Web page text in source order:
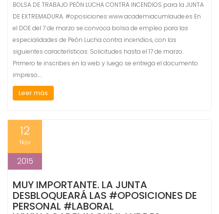
BOLSA DE TRABAJO PEÓN LUCHA CONTRA INCENDIOS para la JUNTA
DE EXTREMADURA. #oposiciones www.academiacumlaude.es En
el DOE del 7 de marzo se convoca bolsa de empleo para las
especialidades de Peón Lucha contra incendios, con las
siguientes características: Solicitudes hasta el 17 de marzo.
Primero te inscribes en la web y luego se entrega el documento
impreso.…
Leer más
12
Nov
2015
MUY IMPORTANTE. LA JUNTA
DESBLOQUEARÁ LAS #OPOSICIONES DE
PERSONAL #LABORAL